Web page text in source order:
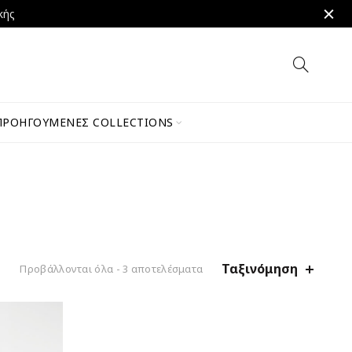
COLLECTIONS
Προβάλλονται όλα - 3 αποτελέσματα Ταξινόμηση